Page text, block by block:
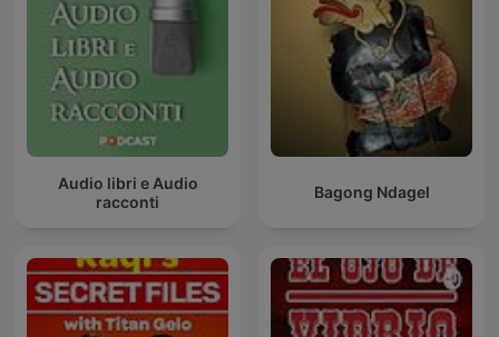
Audio libri e Audio
racconti
Bagong Ndagel